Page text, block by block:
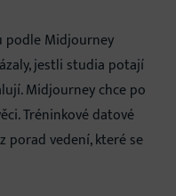
podle Midjourney
jestli studia potají
Midjourney chce po
Tréninkové datové
porad vedení, které se